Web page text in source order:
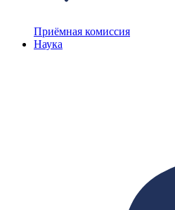
Приёмная комиссия
Наука